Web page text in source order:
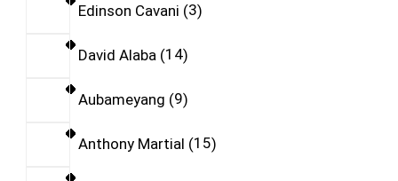
Edinson Cavani 3
David Alaba 14
Aubameyang 9
Anthony Martial 15